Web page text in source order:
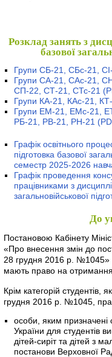
Розклад занять з
базової
Групи СБ-21, СБс-21,
Групи СА-21, САс-21,
СП-22, СТ-21, СТс-21
Групи КА-21, КАс-21,
Групи ЕМ-21, ЕМс-21,
РБ-21, РВ-21, РН-21
Графік освітнього
підготовка базової
семестр 2025-2026
Графік проведення
працівниками з
загальновійськової
До
Постановою Кабінету
«Про внесення змін до
28 грудня 2016 р. №1045»
мають право на отримання
Крім категорій студентів,
грудня 2016 р. №1045,
особи, яким призначені
України для студентів
дітей-сиріт та дітей з
постанови Верховної